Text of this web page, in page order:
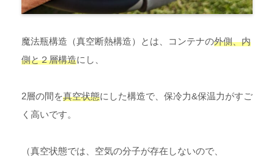
魔法瓶構造（真空断熱構造）とは、コンテナの外側、内
側と２層構造にし、
2層の間を真空状態にした構造で、保冷力&保温力がすご
く高いです。
（真空状態では、空気の分子が存在しないので、